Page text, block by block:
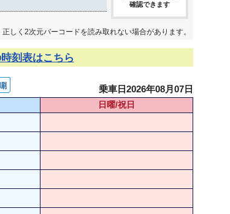
確認できます
しく2次元バーコードを読み取れない場合があります。
刻表はこちら
乗車日2026年08月07日
日曜/祝日